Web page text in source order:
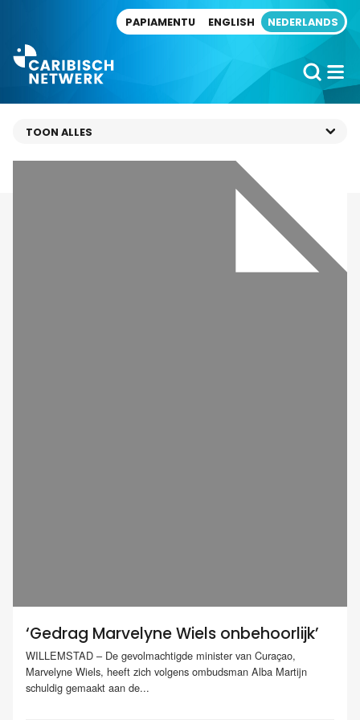
PAPIAMENTU ENGLISH NEDERLANDS
‘Gedrag Marvelyne Wiels onbehoorlijk’
WILLEMSTAD – De gevolmachtigde minister van Curaçao,
Marvelyne Wiels, heeft zich volgens ombudsman Alba Martijn
schuldig gemaakt aan de...